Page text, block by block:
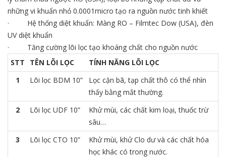
những vi khuẩn nhỏ 0.0001micro tạo ra nguồn nước tinh khiết
· Hệ thống diệt khuẩn: Màng RO – Filmtec Dow (USA), đèn
UV diệt khuẩn
· Tăng cường lõi lọc tạo khoáng chất cho nguồn nước
STT
TÊN LÕI LỌC
TÍNH NĂNG LÕI LỌC
1
Lõi lọc BDM 10”
Lọc cặn bã, tạp chất thô có thể nhìn
thấy bằng mắt thường.
2
Lõi lọc UDF 10”
Khử mùi, các chất kim loại, thuốc trừ
sâu…
3
Lõi lọc CTO 10”
Khử mùi, khử Clo dư và các chất hóa
học khác có trong nước.